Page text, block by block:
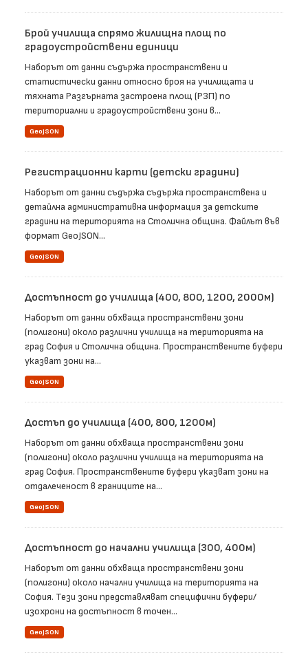
Брой училища спрямо жилищна площ по
градоустройствени единици
Наборът от данни съдържа пространствени и
статистически данни относно броя на училищата и
тяхната Разгърната застроена площ (РЗП) по
териториални и градоустройствени зони в...
GeoJSON
Регистрационни карти (детски градини)
Наборът от данни съдържа съдържа пространствена и
детайлна административна информация за детските
градини на територията на Столична община. Файлът във
формат GeoJSON...
GeoJSON
Достъпност до училища (400, 800, 1200, 2000м)
Наборът от данни обхваща пространствени зони
(полигони) около различни училища на територията на
град София и Столична община. Пространствените буфери
указват зони на...
GeoJSON
Достъп до училища (400, 800, 1200м)
Наборът от данни обхваща пространствени зони
(полигони) около различни училища на територията на
град София. Пространствените буфери указват зони на
отдалеченост в границите на...
GeoJSON
Достъпност до начални училища (300, 400м)
Наборът от данни обхваща пространствени зони
(полигони) около начални училища на територията на
София. Тези зони представляват специфични буфери/
изохрони на достъпност в точен...
GeoJSON